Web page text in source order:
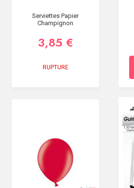
Serviettes Papier
Champignon
3,85 €
RUPTURE